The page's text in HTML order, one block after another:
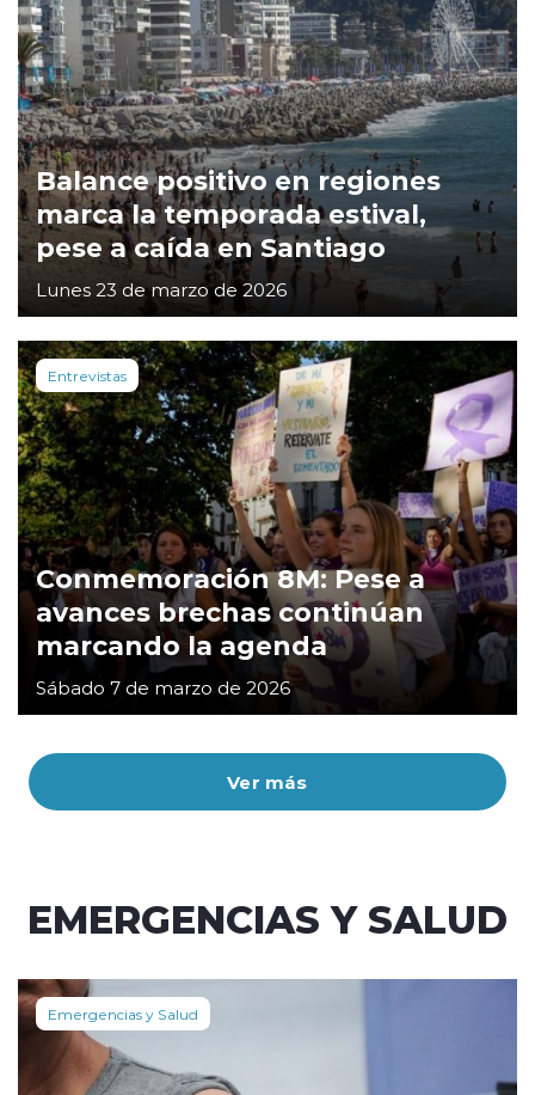
Ver más
Balance positivo en regiones
marca la temporada estival,
pese a caída en Santiago
Lunes 23 de marzo de 2026
Entrevistas
Conmemoración 8M: Pese a
avances brechas continúan
marcando la agenda
Sábado 7 de marzo de 2026
EMERGENCIAS Y SALUD
Emergencias y Salud